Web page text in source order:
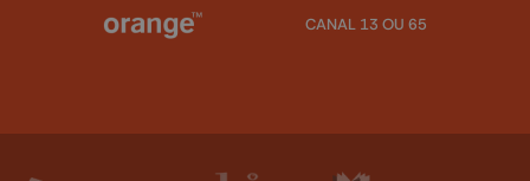
CANAL 13 OU 65